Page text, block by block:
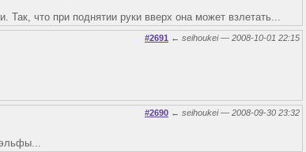
Так, что при поднятии руки вверх она может взлетать...
#2691 ← seihoukei — 2008-10-01 22:15
#2690 ← seihoukei — 2008-09-30 23:32